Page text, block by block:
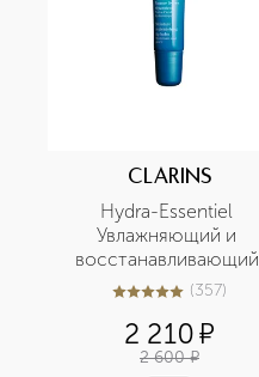
CLARINS
Hydra-Essentiel
Увлажняющий и
восстанавливающий
бальзам для губ
5из 5357 (357)
2 210¤
2 600 ¤